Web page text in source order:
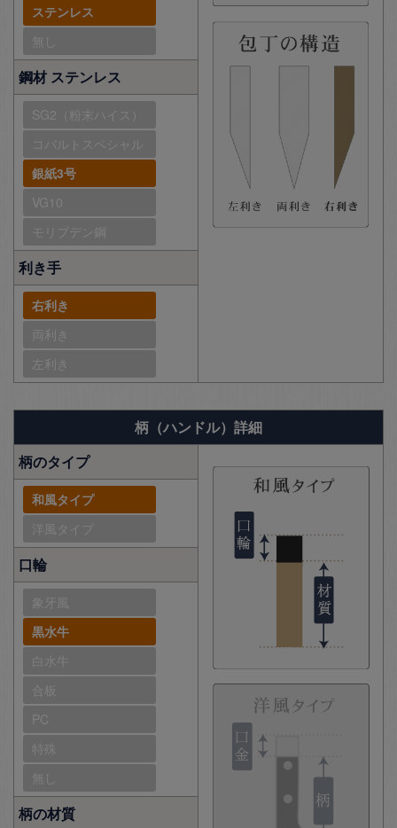
ステンレス
無し
鋼材 ステンレス
SG2（粉末ハイス）
コバルトスペシャル
銀紙3号
VG10
モリブデン鋼
利き手
右利き
両利き
左利き
柄（ハンドル）詳細
柄のタイプ
和風タイプ
洋風タイプ
口輪
象牙風
黒水牛
白水牛
合板
PC
特殊
無し
柄の材質